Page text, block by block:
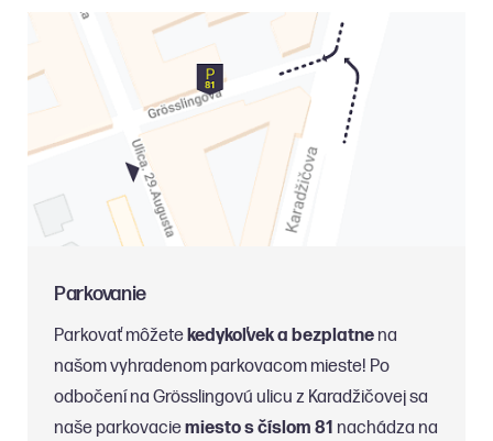
Parkovanie
Parkovať môžetekedykoľvek a bezplatne na
našom vyhradenom parkovacom mieste! Po
odbočení na Grösslingovú ulicu z Karadžičovej sa
naše parkovaciemiesto s číslom 81 nachádza na